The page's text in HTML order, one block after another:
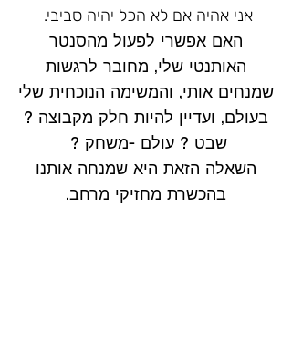
אני אהיה אם לא הכל יהיה סביבי.
האם אפשרי לפעול מהסנטר
האותנטי שלי, מחובר לרגשות
שמנחים אותי, והמשימה הנוכחית שלי
בעולם, ועדיין להיות חלק מקבוצה ?
שבט ? עולם -משחק ?
השאלה הזאת היא שמנחה אותנו
בהכשרת מחזיקי מרחב.